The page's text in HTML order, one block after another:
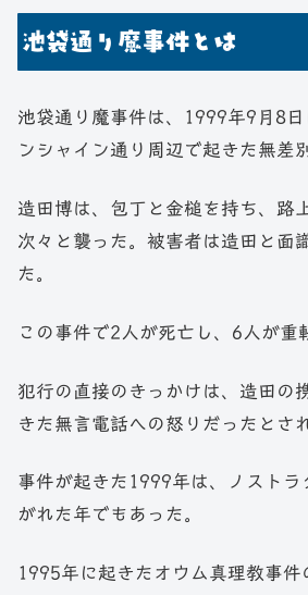
池袋通り魔事件とは
池袋通り魔事件は、1999年9月8
ンシャイン通り周辺で起きた無差
造田博は、包丁と金槌を持ち、路
次々と襲った。被害者は造田と面
た。
この事件で2人が死亡し、6人が重
犯行の直接のきっかけは、造田の
きた無言電話への怒りだったとさ
事件が起きた1999年は、ノストラ
がれた年でもあった。
1995年に起きたオウム真理教事件